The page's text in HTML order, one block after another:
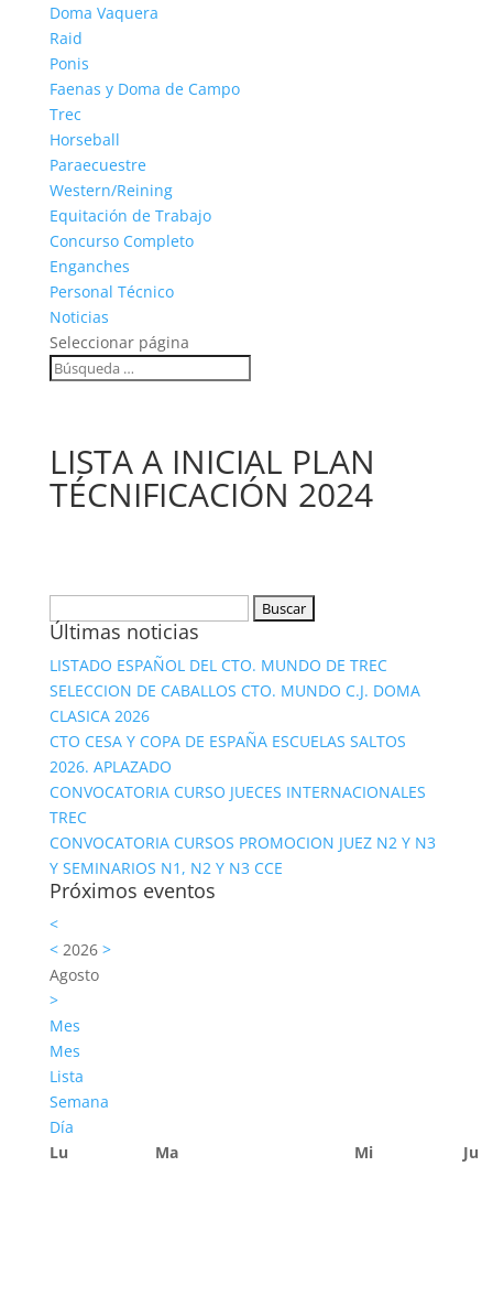
Doma Vaquera
Raid
Ponis
Faenas y Doma de Campo
Trec
Horseball
Paraecuestre
Western/Reining
Equitación de Trabajo
Concurso Completo
Enganches
Personal Técnico
Noticias
Seleccionar página
LISTA A INICIAL PLAN
TÉCNIFICACIÓN 2024
Últimas noticias
LISTADO ESPAÑOL DEL CTO. MUNDO DE TREC
SELECCION DE CABALLOS CTO. MUNDO C.J. DOMA
CLASICA 2026
CTO CESA Y COPA DE ESPAÑA ESCUELAS SALTOS
2026. APLAZADO
CONVOCATORIA CURSO JUECES INTERNACIONALES
TREC
CONVOCATORIA CURSOS PROMOCION JUEZ N2 Y N3
Y SEMINARIOS N1, N2 Y N3 CCE
Próximos eventos
<
<2026 >
Agosto
>
Mes
Mes
Lista
Semana
Día
Lu
Ma Mi Ju